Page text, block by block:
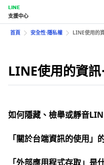
LINE
支援中心
首頁 安全性⋅隱私權 LINE使用的
LINE使用的資訊
如何隱藏、檢舉或靜音
「關於台端資訊的使用」
「外部應用程式存取」是